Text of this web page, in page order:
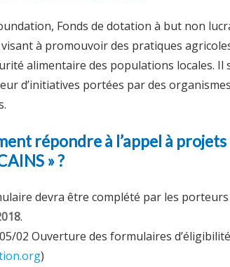
Fonds de dotation à but non
à promouvoir des pratiques
alimentaire des populations locales. Il
d’initiatives portées par des
répondre à l’appel à projets
» ?
devra être complété par les
.
02 Ouverture des formulaires
)